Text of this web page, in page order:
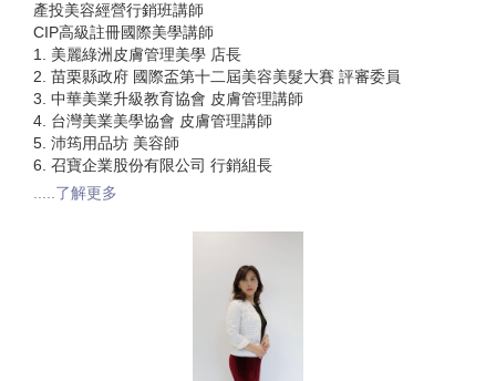
產投美容經營行銷班講師
CIP高級註冊國際美學講師
1. 美麗綠洲皮膚管理美學 店長
2. 苗栗縣政府 國際盃第十二屆美容美髮大賽 評審委員
3. 中華美業升級教育協會 皮膚管理講師
4. 台灣美業美學協會 皮膚管理講師
5. 沛筠用品坊 美容師
6. 召寶企業股份有限公司 行銷組長
.....了解更多